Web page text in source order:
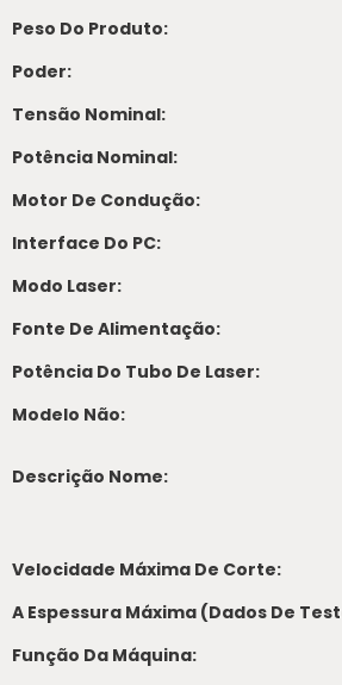
Peso Do Produto:
Poder:
Tensão Nominal:
Potência Nominal:
Motor De Condução:
Interface Do PC:
Modo Laser:
Fonte De Alimentação:
Potência Do Tubo De Laser:
Modelo Não:
Descrição Nome:
Velocidade Máxima De Corte:
A Espessura Máxima (dados De
Função Da Máquina: